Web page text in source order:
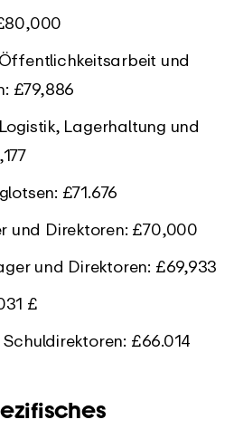
und
£79,886
Lagerhaltung und
£71.676
und Direktoren: £70,000
und Direktoren: £69,933
£
£66.014